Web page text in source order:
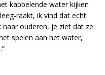
kabbelende water kijken
raakt, ik vind dat echt
ouderen, je ziet dat ze
spelen aan het water,